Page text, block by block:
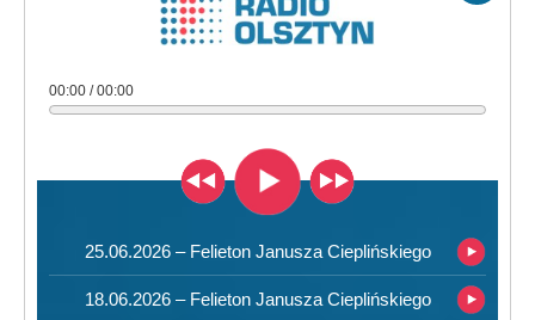
00:00 / 00:00
25.06.2026 – Felieton Janusza Cieplińskiego
18.06.2026 – Felieton Janusza Cieplińskiego